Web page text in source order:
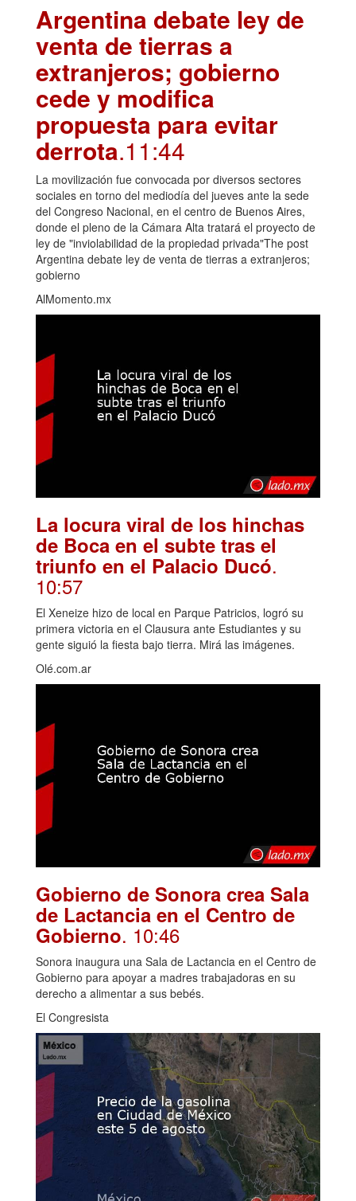
Argentina debate ley de
venta de tierras a
extranjeros; gobierno
cede y modifica
propuesta para evitar
derrota.11:44
La movilización fue convocada por diversos sectores
sociales en torno del mediodía del jueves ante la sede
del Congreso Nacional, en el centro de Buenos Aires,
donde el pleno de la Cámara Alta tratará el proyecto de
ley de "inviolabilidad de la propiedad privada"The post
Argentina debate ley de venta de tierras a extranjeros;
gobierno
AlMomento.mx
La locura viral de los hinchas
de Boca en el subte tras el
triunfo en el Palacio Ducó.
10:57
El Xeneize hizo de local en Parque Patricios, logró su
primera victoria en el Clausura ante Estudiantes y su
gente siguió la fiesta bajo tierra. Mirá las imágenes.
Olé.com.ar
Gobierno de Sonora crea Sala
de Lactancia en el Centro de
Gobierno. 10:46
Sonora inaugura una Sala de Lactancia en el Centro de
Gobierno para apoyar a madres trabajadoras en su
derecho a alimentar a sus bebés.
El Congresista